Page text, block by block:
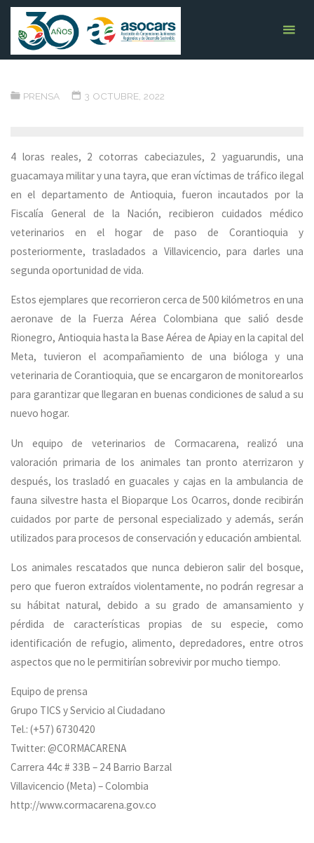
Saltar
contenido
10 animales rescatados de
tráfico ilegal, ya tienen un
TIENEN UN NUEVO HOGAR EN EL META
PRENSA 3 OCTUBRE, 2022
4 loras reales, 2 cotorras cabeciazules, 2 yaguarundis, una
guacamaya militar y una tayra, que eran víctimas de tráfico ilegal
en el departamento de Antioquia, fueron incautados por la
Fiscalía General de la Nación, recibieron cuidados médico
veterinarios en el hogar de paso de Corantioquia y
posteriormente, trasladados a Villavicencio, para darles una
segunda oportunidad de vida.
Estos ejemplares que recorrieron cerca de 500 kilómetros en una
aeronave de la Fuerza Aérea Colombiana que salió desde
Rionegro, Antioquia hasta la Base Aérea de Apiay en la capital del
Meta, tuvieron el acompañamiento de una bióloga y una
veterinaria de Corantioquia, que se encargaron de monitorearlos
para garantizar que llegaran en buenas condiciones de salud a su
nuevo hogar.
Un equipo de veterinarios de Cormacarena, realizó una
valoración primaria de los animales tan pronto aterrizaron y
después, los trasladó en guacales y cajas en la ambulancia de
fauna silvestre hasta el Bioparque Los Ocarros, donde recibirán
cuidados por parte de personal especializado y además, serán
utilizados para procesos de conservación y educación ambiental.
Los animales rescatados que nunca debieron salir del bosque,
pero que fueron extraídos violentamente, no podrán regresar a
su hábitat natural, debido a su grado de amansamiento y
pérdida de características propias de su especie, como
identificación de refugio, alimento, depredadores, entre otros
aspectos que no le permitirían sobrevivir por mucho tiempo.
Equipo de prensa
Grupo TICS y Servicio al Ciudadano
Tel.: (+57) 6730420
Twitter: @CORMACARENA
Carrera 44c # 33B – 24 Barrio Barzal
Villavicencio (Meta) – Colombia
http://www.cormacarena.gov.co